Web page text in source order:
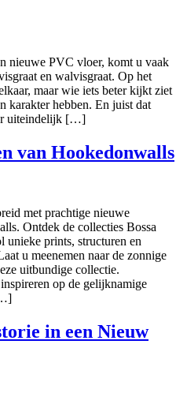
nieuwe PVC vloer, komt u vaak
en walvisgraat. Op het
maar wie iets beter kijkt ziet
karakter hebben. En juist dat
uiteindelijk […]
van Hookedonwalls
met prachtige nieuwe
Ontdek de collecties Bossa
unieke prints, structuren en
u meenemen naar de zonnige
uitbundige collectie.
op de gelijknamige
in een Nieuw